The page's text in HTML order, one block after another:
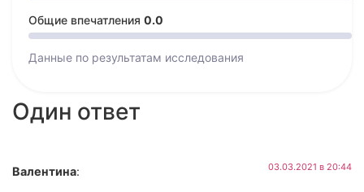
Общие впечатления 0.0
Данные по результатам исследования
Один ответ
Валентина: 03.03.2021 в 20:44